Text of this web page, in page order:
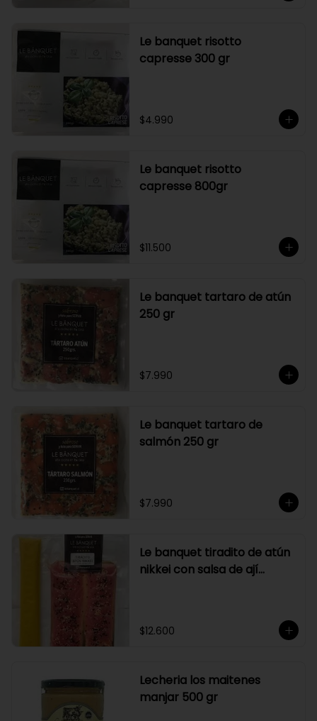
Le banquet risotto
capresse 300 gr
$4.990
Le banquet risotto
capresse 800gr
$11.500
Le banquet tartaro de atún
250 gr
$7.990
Le banquet tartaro de
salmón 250 gr
$7.990
Le banquet tiradito de atún
nikkei con salsa de ají
$12.600
Lecheria los maitenes
manjar 500 gr